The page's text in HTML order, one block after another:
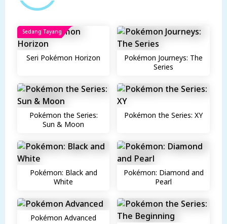
Sedang Tayang
Seri Pokémon Horizon
Pokémon Journeys: The
Series
Pokémon the Series:
Sun & Moon
Pokémon the Series: XY
Pokémon: Black and
White
Pokémon: Diamond and
Pearl
Pokémon Advanced